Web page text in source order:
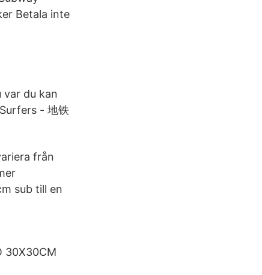
Betala inte
du kan
- 地铁
från
sub till en
30X30CM